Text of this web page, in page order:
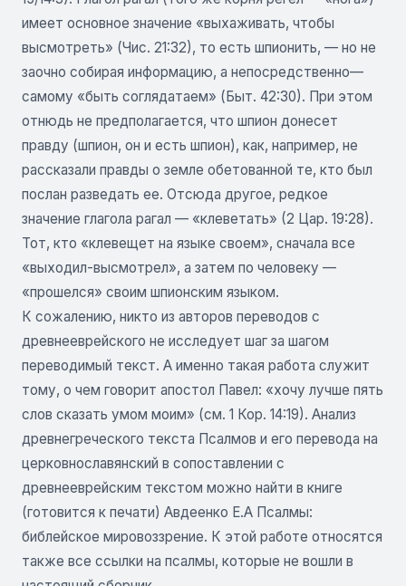
имеет основное значение «выхаживать, чтобы
высмотреть» (Чис. 21:32), то есть шпионить, — но не
заочно собирая информацию, а непосредственно—
самому «быть соглядатаем» (Быт. 42:30). При этом
отнюдь не предполагается, что шпион донесет
правду (шпион, он и есть шпион), как, например, не
рассказали правды о земле обетованной те, кто был
послан разведать ее. Отсюда другое, редкое
значение глагола рагал — «клеветать» (2 Цар. 19:28).
Тот, кто «клевещет на языке своем», сначала все
«выходил-высмотрел», а затем по человеку —
«прошелся» своим шпионским языком.
К сожалению, никто из авторов переводов с
древнееврейского не исследует шаг за шагом
переводимый текст. А именно такая работа служит
тому, о чем говорит апостол Павел: «хочу лучше пять
слов сказать умом моим» (см. 1 Кор. 14:19). Анализ
древнегреческого текста Псалмов и его перевода на
церковнославянский в сопоставлении с
древнееврейским текстом можно найти в книге
(готовится к печати) Авдеенко Е.А Псалмы:
библейское мировоззрение. К этой работе относятся
также все ссылки на псалмы, которые не вошли в